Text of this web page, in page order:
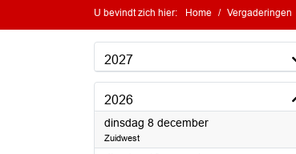
U bevindt zich hier: Home Vergaderingen
2027
2026
dinsdag 8 december2026
Zuidwest